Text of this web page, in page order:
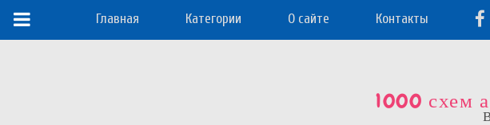
Главная Категории О сайте Контакты
1000 схем